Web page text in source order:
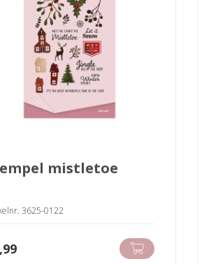
mistletoe
3625-0122